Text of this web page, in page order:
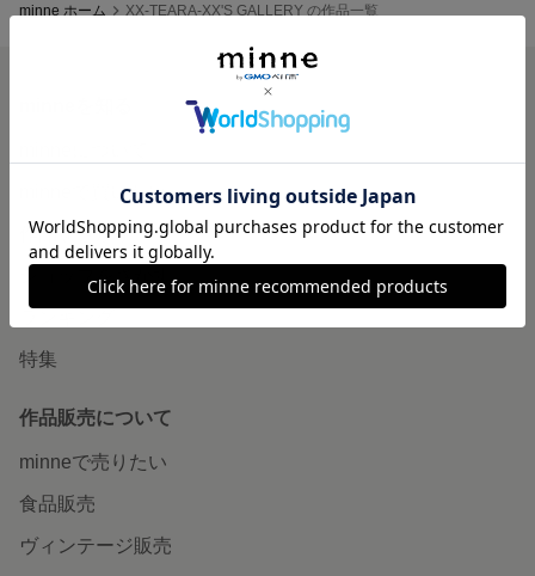
minne ホーム XX-TEARA-XX'S GALLERY の作品一覧
minneで買いたい
作品をさがす
ショップをさがす
特集
作品販売について
minneで売りたい
食品販売
ヴィンテージ販売